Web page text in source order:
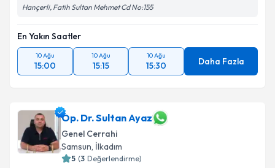
Hançerli, Fatih Sultan Mehmet Cd No:155
En Yakın Saatler
10 Ağu
15:00
10 Ağu
15:15
10 Ağu
15:30 Daha Fazla
Op. Dr. Sultan Ayaz
Genel Cerrahi
Samsun, İlkadım
5 (3 Değerlendirme)